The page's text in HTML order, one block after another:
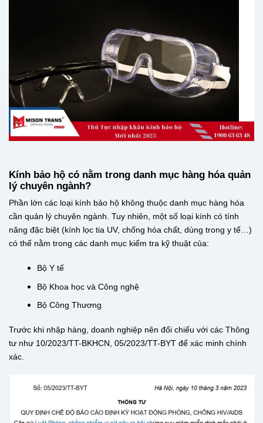
Kính bảo hộ có nằm trong danh mục hàng hóa quản
lý chuyên ngành?
Phần lớn các loại kính bảo hộ không thuộc danh mục hàng hóa
cần quản lý chuyên ngành. Tuy nhiên, một số loại kính có tính
năng đặc biệt (kính lọc tia UV, chống hóa chất, dùng trong y tế…)
có thể nằm trong các danh mục kiểm tra kỹ thuật của:
Bộ Y tế
Bộ Khoa học và Công nghệ
Bộ Công Thương
Trước khi nhập hàng, doanh nghiệp nên đối chiếu với các Thông
tư như 10/2023/TT-BKHCN, 05/2023/TT-BYT để xác minh chính
xác.